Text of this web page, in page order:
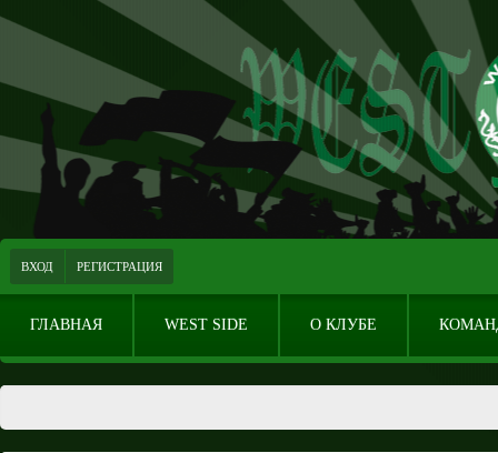
ВХОД РЕГИСТРАЦИЯ
ГЛАВНАЯ WEST SIDE О КЛУБЕ